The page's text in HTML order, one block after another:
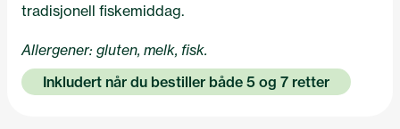
tradisjonell fiskemiddag.
Allergener: gluten, melk, fisk.
Inkludert når du bestiller både 5 og 7 retter